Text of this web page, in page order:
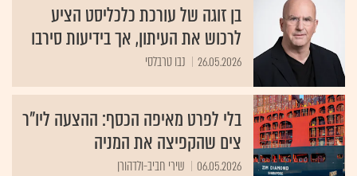
בן זוגה של עורכת כלכליסט הציע
לרכוש את העיתון, אך בידיעות סירבו
26.05.2026 נבו טרבלסי
בלי לפרט מאיפה הכסף: ההצעה ליו"ר
צים שהקפיצה את המניה
06.05.2026 שירי חביב-ולדהורן